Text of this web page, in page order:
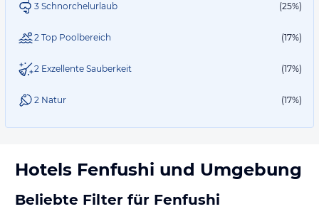
3 Schnorchelurlaub (25%)
2 Top Poolbereich (17%)
2 Exzellente Sauberkeit (17%)
2 Natur (17%)
Hotels Fenfushi und Umgebung
Beliebte Filter für Fenfushi